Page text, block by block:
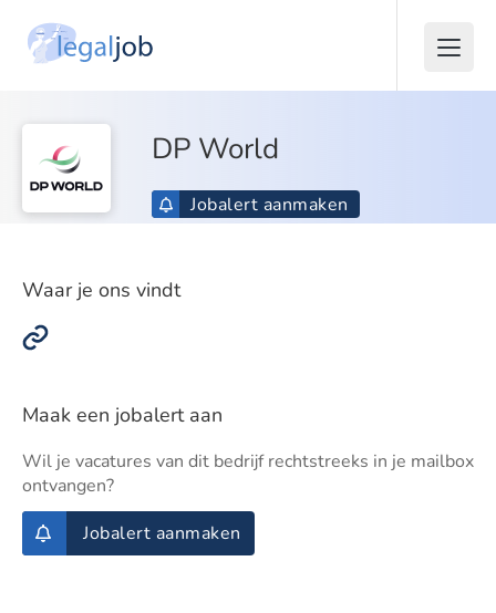
DP World
Jobalert aanmaken
Waar je ons vindt
Maak een jobalert aan
Wil je vacatures van dit bedrijf rechtstreeks in je mailbox
ontvangen?
Jobalert aanmaken